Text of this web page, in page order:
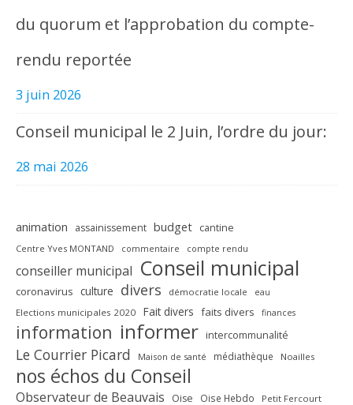
du quorum et l’approbation du compte-
rendu reportée
3 juin 2026
Conseil municipal le 2 Juin, l’ordre du jour:
28 mai 2026
animation assainissement budget cantine
Centre Yves MONTAND commentaire compte rendu
conseiller municipal Conseil municipal
coronavirus culture divers démocratie locale eau
Elections municipales 2020 Fait divers faits divers finances
information informer intercommunalité
Le Courrier Picard Maison de santé médiathèque Noailles
nos échos du Conseil
Observateur de Beauvais Oise Oise Hebdo Petit Fercourt